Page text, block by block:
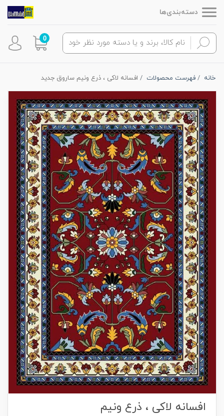
دسته‌بندی‌ها
0
خانه فهرست محصولات افسانه لاکی ، ذرع ونیم ساروق جدید
افسانه لاکی ، ذرع ونیم